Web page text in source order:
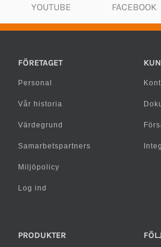
YOUTUBE FACEBOOK
FÖRETAGET
Personal
Vår historia
Värdegrund
Samarbetspartners
Miljöpolicy
Log ind
PRODUKTER